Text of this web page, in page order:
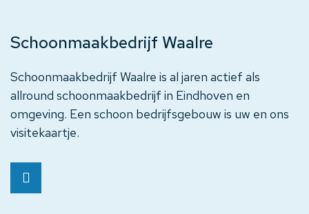
Schoonmaakbedrijf Waalre
Schoonmaakbedrijf Waalre is al jaren actief als
allround schoonmaakbedrijf in Eindhoven en
omgeving. Een schoon bedrijfsgebouw is uw en ons
visitekaartje.